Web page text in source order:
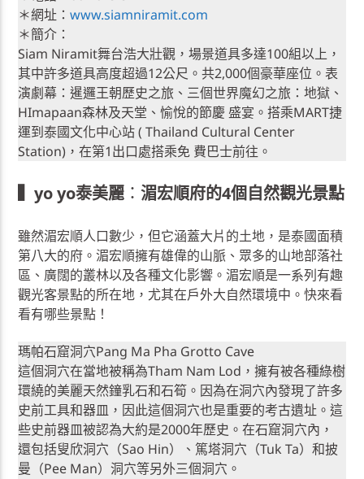
＊網址：www.siamniramit.com
＊簡介：
Siam Niramit舞台浩大壯觀，場景道具多達100組以上，
其中許多道具高度超過12公尺。共2,000個豪華座位。表
演劇幕：暹邏王朝歷史之旅、三個世界魔幻之旅：地獄、
HImapaan森林及天堂、愉悅的節慶 盛宴。搭乘MART捷
運到泰國文化中心站 ( Thailand Cultural Center
Station)，在第1出口處搭乘免 費巴士前往。
▍yo yo泰美麗 ：湄宏順府的4個自然觀光景點
雖然湄宏順人口數少，但它涵蓋大片的土地，是泰國面積
第八大的府。湄宏順擁有雄偉的山脈、眾多的山地部落社
區、廣闊的叢林以及各種文化影響。湄宏順是一系列有趣
觀光客景點的所在地，尤其在戶外大自然環境中。快來看
看有哪些景點！
瑪帕石窟洞穴Pang Ma Pha Grotto Cave
這個洞穴在當地被稱為Tham Nam Lod，擁有被各種綠樹
環繞的美麗天然鐘乳石和石筍。因為在洞穴內發現了許多
史前工具和器皿，因此這個洞穴也是重要的考古遺址。這
些史前器皿被認為大約是2000年歷史。在石窟洞穴內，
還包括叟欣洞穴（Sao Hin）、篤塔洞穴（Tuk Ta）和披
曼（Pee Man）洞穴等另外三個洞穴。